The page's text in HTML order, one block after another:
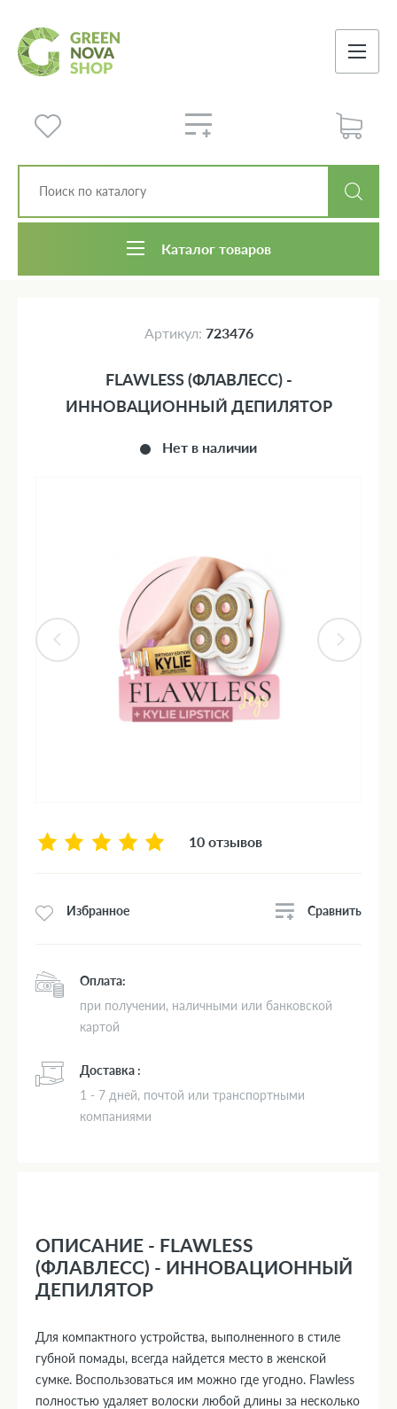
Каталог товаров
Артикул: 723476
Нет в наличии
FLAWLESS (ФЛАВЛЕСС) -
ИННОВАЦИОННЫЙ ДЕПИЛЯТОР
10 отзывов
Избранное Сравнить
Оплата:
при получении, наличными или банковской
картой
Доставка :
1 - 7 дней, почтой или транспортными
компаниями
ОПИСАНИЕ - FLAWLESS
(ФЛАВЛЕСС) - ИННОВАЦИОННЫЙ
ДЕПИЛЯТОР
Для компактного устройства, выполненного в стиле
губной помады, всегда найдется место в женской
сумке. Воспользоваться им можно где угодно. Flawless
полностью удаляет волоски любой длины за несколько